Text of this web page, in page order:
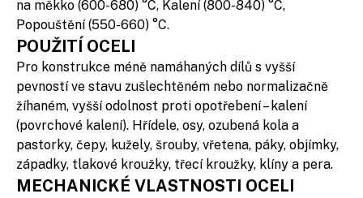
na měkko (600-680) °C, Kalení (800-840) °C,
Popouštění (550-660) °C.
POUŽITÍ OCELI
Pro konstrukce méně namáhaných dílů s vyšší
pevností ve stavu zušlechtěném nebo normalizačně
žíhaném, vyšší odolnost proti opotřebení – kalení
(povrchové kalení). Hřídele, osy, ozubená kola a
pastorky, čepy, kužely, šrouby, vřetena, páky, objímky,
západky, tlakové kroužky, třecí kroužky, klíny a pera.
MECHANICKÉ VLASTNOSTI OCELI